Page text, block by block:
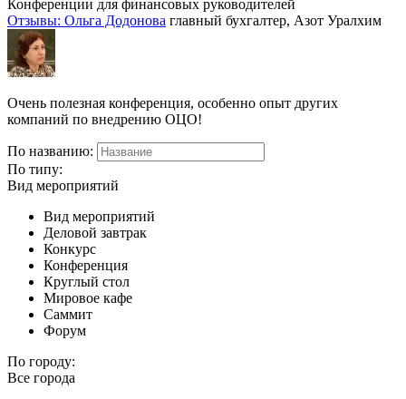
Конференции для финансовых руководителей
Отзывы: Ольга Додонова главный бухгалтер, Азот Уралхим
Очень полезная конференция, особенно опыт других
компаний по внедрению ОЦО!
По названию:
По типу:
Вид мероприятий
Вид мероприятий
Деловой завтрак
Конкурс
Конференция
Круглый стол
Мировое кафе
Саммит
Форум
По городу:
Все города